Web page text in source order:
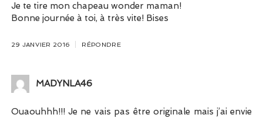
Je te tire mon chapeau wonder maman!
Bonne journée à toi, à très vite! Bises
29 JANVIER 2016 RÉPONDRE
MADYNLA46
Ouaouhhh!!! Je ne vais pas être originale mais j’ai envie